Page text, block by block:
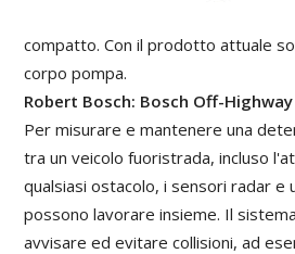
compatto. Con il prodotto attuale
corpo pompa.
Robert Bosch: Bosch Off-Highway
Per misurare e mantenere una
tra un veicolo fuoristrada, incluso
qualsiasi ostacolo, i sensori radar e
possono lavorare insieme. Il
avvisare ed evitare collisioni, ad